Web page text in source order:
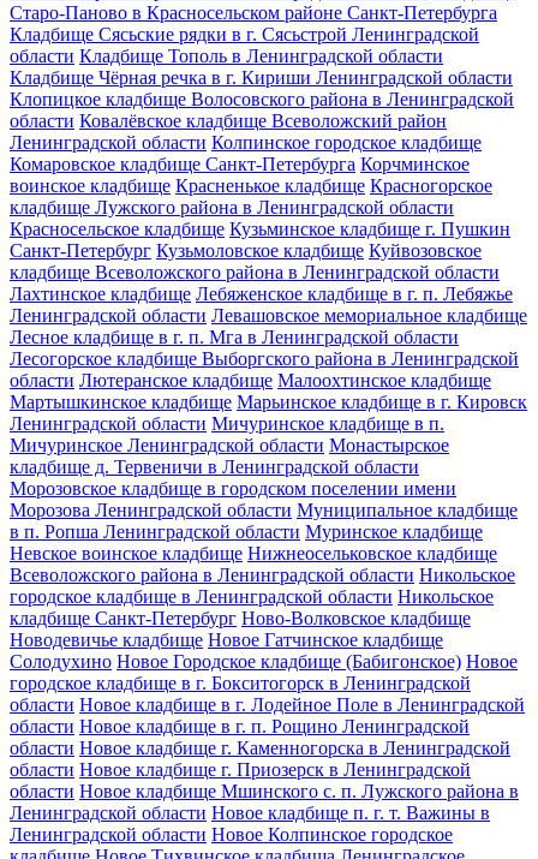
Старо-Паново в Красносельском районе Санкт-Петербурга
Кладбище Сясьские рядки в г. Сясьстрой Ленинградской
области Кладбище Тополь в Ленинградской области
Кладбище Чёрная речка в г. Кириши Ленинградской области
Клопицкое кладбище Волосовского района в Ленинградской
области Ковалёвское кладбище Всеволожский район
Ленинградской области Колпинское городское кладбище
Комаровское кладбище Санкт-Петербурга Корчминское
воинское кладбище Красненькое кладбище Красногорское
кладбище Лужского района в Ленинградской области
Красносельское кладбище Кузьминское кладбище г. Пушкин
Санкт-Петербург Кузьмоловское кладбище Куйвозовское
кладбище Всеволожского района в Ленинградской области
Лахтинское кладбище Лебяженское кладбище в г. п. Лебяжье
Ленинградской области Левашовское мемориальное кладбище
Лесное кладбище в г. п. Мга в Ленинградской области
Лесогорское кладбище Выборгского района в Ленинградской
области Лютеранское кладбище Малоохтинское кладбище
Мартышкинское кладбище Марьинское кладбище в г. Кировск
Ленинградской области Мичуринское кладбище в п.
Мичуринское Ленинградской области Монастырское
кладбище д. Тервеничи в Ленинградской области
Морозовское кладбище в городском поселении имени
Морозова Ленинградской области Муниципальное кладбище
в п. Ропша Ленинградской области Муринское кладбище
Невское воинское кладбище Нижнеосельковское кладбище
Всеволожского района в Ленинградской области Никольское
городское кладбище в Ленинградской области Никольское
кладбище Санкт-Петербург Ново-Волковское кладбище
Новодевичье кладбище Новое Гатчинское кладбище
Солодухино Новое Городское кладбище (Бабигонское) Новое
городское кладбище в г. Бокситогорск в Ленинградской
области Новое кладбище в г. Лодейное Поле в Ленинградской
области Новое кладбище в г. п. Рощино Ленинградской
области Новое кладбище г. Каменногорска в Ленинградской
области Новое кладбище г. Приозерск в Ленинградской
области Новое кладбище Мшинского с. п. Лужского района в
Ленинградской области Новое кладбище п. г. т. Важины в
Ленинградской области Новое Колпинское городское